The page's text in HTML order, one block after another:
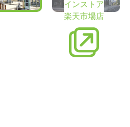
インストア
楽天市場店